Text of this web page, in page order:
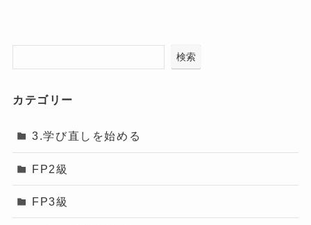
検索
カテゴリー
3.学び直しを始める
FP2級
FP3級